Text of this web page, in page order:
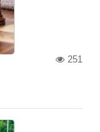
251